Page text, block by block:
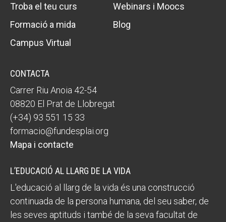
Troba el teu curs
Webinars i Moocs
Formació a mida
Blog
Campus Virtual
CONTACTA
Carrer Riu Anoia 42-54
08820 El Prat de Llobregat
(+34) 93 551 15 33
formacio@fundesplai.org
Mapa i contacte
L’EDUCACIÓ AL LLARG DE LA VIDA
L'educació al llarg de la vida és una construcció
continuada de la persona humana, del seu saber, de
les seves aptituds i també de la seva facultat de